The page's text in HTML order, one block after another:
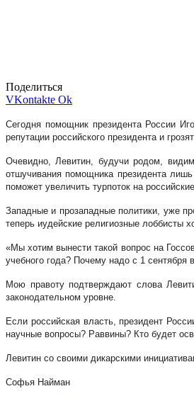
Поделиться
VKontakte Ok
Сегодня помощник президента России
репутации российского президента и
Очевидно, Левитин, будучи родом,
отшучивания помощника президента
поможет увеличить турпоток на
Западные и прозападные политики, уже
теперь иудейские религиозные лоббисты
«Мы хотим вынести такой вопрос на
учебного года? Почему надо с 1
Мою правоту подтверждают слова
законодательном уровне.
Если российская власть, президент
научные вопросы? Раввины? Кто будет
Левитин со своими дикарскими
Софья Найман